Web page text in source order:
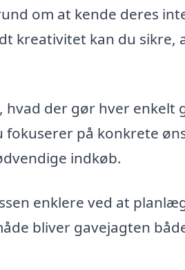
om at kende deres
kreativitet kan du sikre,
der gør hver enkelt
fokuserer på konkrete
indkøb.
enklere ved at
bliver gavejagten